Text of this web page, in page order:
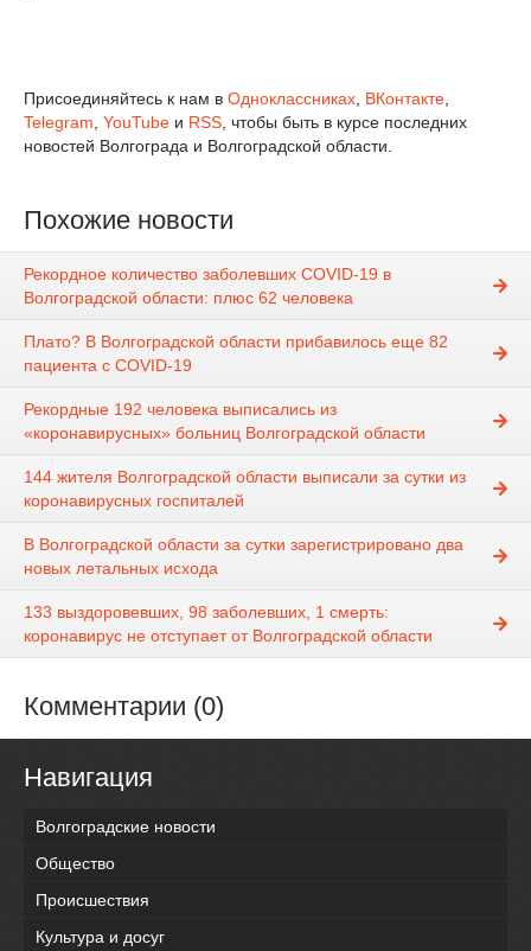
Присоединяйтесь к нам в Одноклассниках, ВКонтакте,
Telegram, YouTube и RSS, чтобы быть в курсе последних
новостей Волгограда и Волгоградской области.
Похожие новости
Рекордное количество заболевших COVID-19 в
Волгоградской области: плюс 62 человека
Плато? В Волгоградской области прибавилось еще 82
пациента с COVID-19
Рекордные 192 человека выписались из
«коронавирусных» больниц Волгоградской области
144 жителя Волгоградской области выписали за сутки из
коронавирусных госпиталей
В Волгоградской области за сутки зарегистрировано два
новых летальных исхода
133 выздоровевших, 98 заболевших, 1 смерть:
коронавирус не отступает от Волгоградской области
Комментарии (0)
Навигация
Волгоградские новости
Общество
Происшествия
Культура и досуг